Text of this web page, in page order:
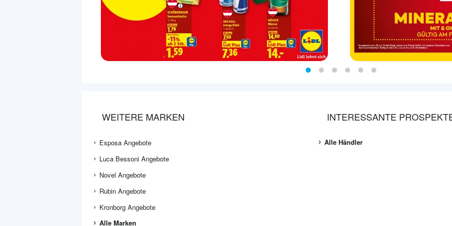
WEITERE MARKEN
Esposa Angebote
Luca Bessoni Angebote
Novel Angebote
Rubin Angebote
Kronborg Angebote
Alle Marken
INTERESSANTE
Alle Händler